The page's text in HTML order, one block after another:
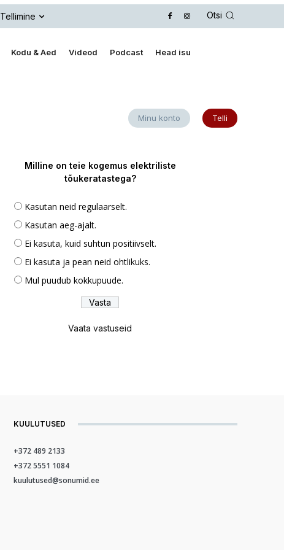
Tellimine Otsi
Kodu & Aed Videod Podcast Head isu
Minu konto Telli
Milline on teie kogemus elektriliste
tõukeratastega?
Kasutan neid regulaarselt.
Kasutan aeg-ajalt.
Ei kasuta, kuid suhtun positiivselt.
Ei kasuta ja pean neid ohtlikuks.
Mul puudub kokkupuude.
Vaata vastuseid
KUULUTUSED
+372 489 2133
+372 5551 1084
kuulutused@sonumid.ee